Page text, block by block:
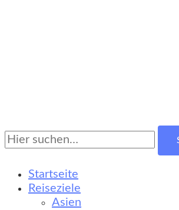
Turkestan Travel
Kultur-, Natur- und Erlebnisreisen
Suche
nach:
Startseite
Reiseziele
Asien